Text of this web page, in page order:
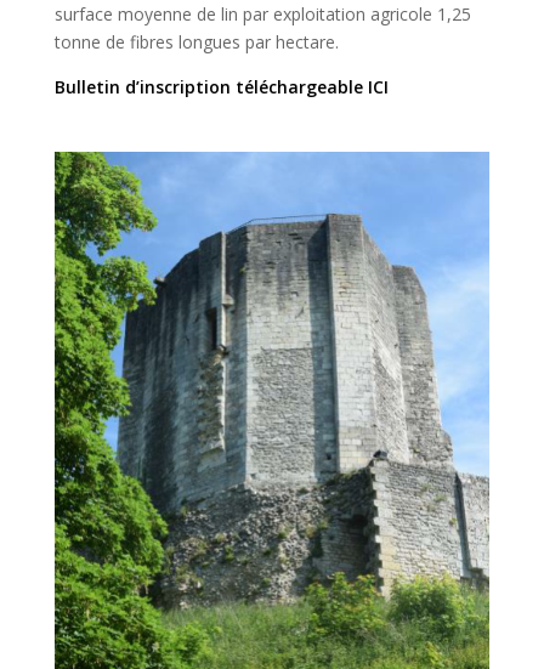
surface moyenne de lin par exploitation agricole 1,25
tonne de fibres longues par hectare.
Bulletin d’inscription téléchargeable ICI